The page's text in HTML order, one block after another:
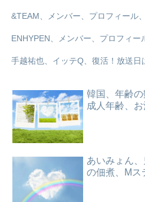
&TEAM、メンバー、プロフィール
ENHYPEN、メンバー、プロフィ
手越祐也、イッテQ、復活！放送
韓国、年齢の
成人年齢、
あいみょん
の佃煮、Mス